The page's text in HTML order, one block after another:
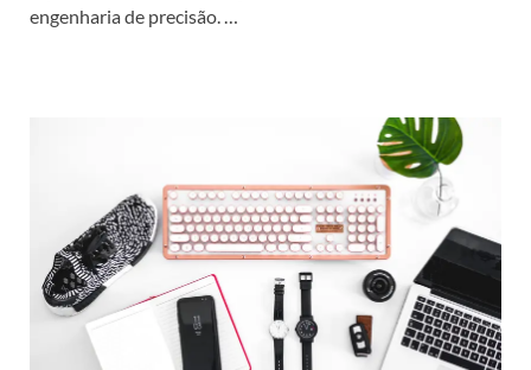
engenharia de precisão. …